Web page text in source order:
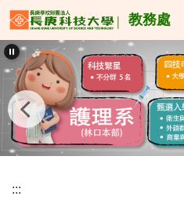
跳
到
主
要
內
容
區
教務處
:::